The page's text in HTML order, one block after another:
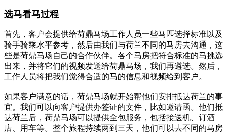
选马看马过程
首先，客户会提供给荷鼎马场工作人员一些马匹选择标准以及
骑手骑乘水平参考，然后由我们与荷兰不同的马房去沟通，这
些是荷鼎马场自己的合作伙伴。各个马房把符合标准的马挑选
出来，并将它们的视频发送给荷鼎马场，我们再遴选。然后，
工作人员将把我们觉得合适的马的信息和视频给到客户。
如果客户满意的话，荷鼎马场就开始帮他们安排抵达荷兰的事
宜。我们可以向客户提供办签证的文件，比如邀请函。他们抵
达荷兰后，荷鼎马场可以提供全包服务，包括接送机、订酒
店、用车等。整个旅程持续两到三天，他们可以去不同的马房